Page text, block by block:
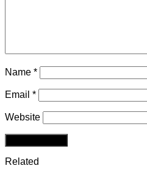
Name *
Email *
Website
Related